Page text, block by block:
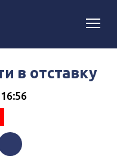
в отставку